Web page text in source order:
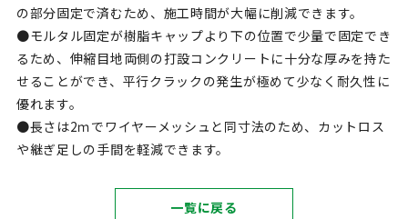
の部分固定で済むため、施工時間が大幅に削減できます。
●モルタル固定が樹脂キャップより下の位置で少量で固定でき
るため、伸縮目地両側の打設コンクリートに十分な厚みを持た
せることができ、平行クラックの発生が極めて少なく耐久性に
優れます。
●長さは2ｍでワイヤーメッシュと同寸法のため、カットロス
や継ぎ足しの手間を軽減できます。
一覧に戻る